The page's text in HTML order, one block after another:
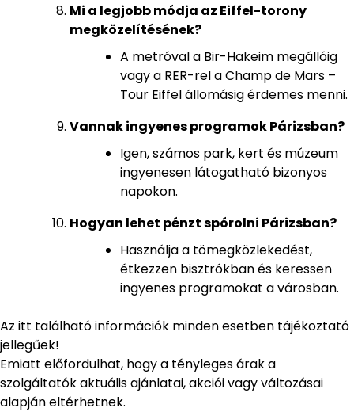
Mi a legjobb módja az Eiffel-torony
megközelítésének?
A metróval a Bir-Hakeim megállóig
vagy a RER-rel a Champ de Mars –
Tour Eiffel állomásig érdemes menni.
Vannak ingyenes programok Párizsban?
Igen, számos park, kert és múzeum
ingyenesen látogatható bizonyos
napokon.
Hogyan lehet pénzt spórolni Párizsban?
Használja a tömegközlekedést,
étkezzen bisztrókban és keressen
ingyenes programokat a városban.
Az itt található információk minden esetben tájékoztató
jellegűek!
Emiatt előfordulhat, hogy a tényleges árak a
szolgáltatók aktuális ajánlatai, akciói vagy változásai
alapján eltérhetnek.